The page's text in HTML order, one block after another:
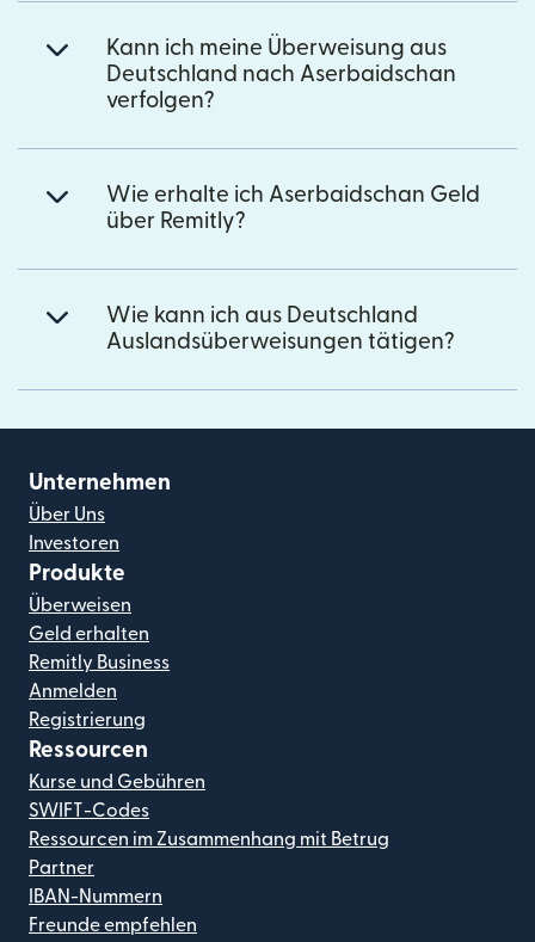
Kann ich meine Überweisung aus
Deutschland nach Aserbaidschan
verfolgen?
Wie erhalte ich Aserbaidschan Geld
über Remitly?
Wie kann ich aus Deutschland
Auslandsüberweisungen tätigen?
Unternehmen
Über Uns
Investoren
Produkte
Überweisen
Geld erhalten
Remitly Business
Anmelden
Registrierung
Ressourcen
Kurse und Gebühren
SWIFT-Codes
Ressourcen im Zusammenhang mit Betrug
Partner
IBAN-Nummern
Freunde empfehlen